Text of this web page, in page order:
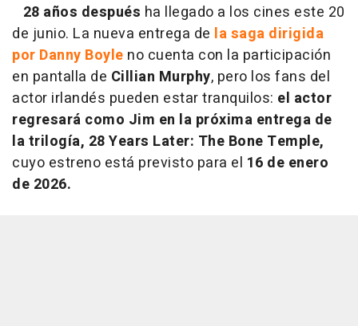
28 años después ha llegado a los cines este 20
de junio. La nueva entrega de la saga dirigida
por Danny Boyle no cuenta con la participación
en pantalla de Cillian Murphy, pero los fans del
actor irlandés pueden estar tranquilos: el actor
regresará como Jim en la próxima entrega de
la trilogía, 28 Years Later: The Bone Temple,
cuyo estreno está previsto para el 16 de enero
de 2026.